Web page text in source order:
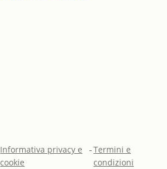
Informativa privacy e
cookie
-Termini e
condizioni